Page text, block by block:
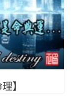
】